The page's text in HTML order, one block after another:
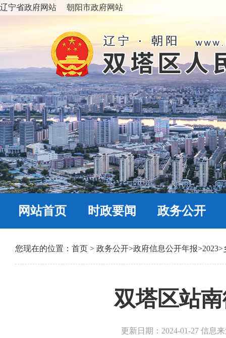
辽宁省政府网站 朝阳市政府网站
网站首页 时政要闻 政务公开
您现在的位置： 首页 > 政务公开>政府信息公开年报>2023>
双塔区站
更新日期：2024-01-27 信息